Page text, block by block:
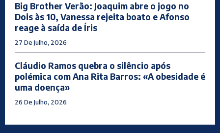
Big Brother Verão: Joaquim abre o jogo no
Dois às 10, Vanessa rejeita boato e Afonso
reage à saída de Íris
27 De Julho, 2026
Cláudio Ramos quebra o silêncio após
polémica com Ana Rita Barros: «A obesidade é
uma doença»
26 De Julho, 2026